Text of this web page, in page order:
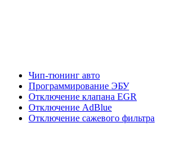
Чип-тюнинг авто
Программирование ЭБУ
Отключение клапана EGR
Отключение AdBlue
Отключение сажевого фильтра